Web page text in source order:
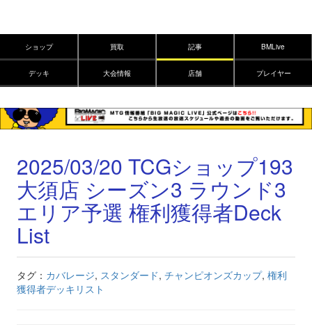
ショップ 買取 記事 BMLive
デッキ 大会情報 店舗 プレイヤー
2025/03/20 TCGショップ193
大須店 シーズン3 ラウンド3
エリア予選 権利獲得者Deck
List
タグ： カバレージ, スタンダード, チャンピオンズカップ, 権利
獲得者デッキリスト